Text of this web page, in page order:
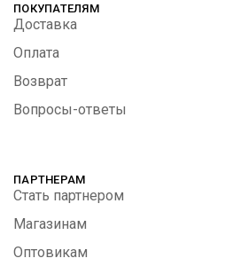
ПОКУПАТЕЛЯМ
Доставка
Оплата
Возврат
Вопросы-ответы
ПАРТНЕРАМ
Стать партнером
Магазинам
Оптовикам